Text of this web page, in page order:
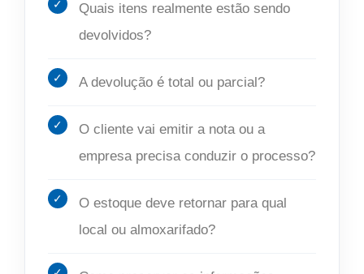
Quais itens realmente estão sendo
devolvidos?
A devolução é total ou parcial?
O cliente vai emitir a nota ou a
empresa precisa conduzir o processo?
O estoque deve retornar para qual
local ou almoxarifado?